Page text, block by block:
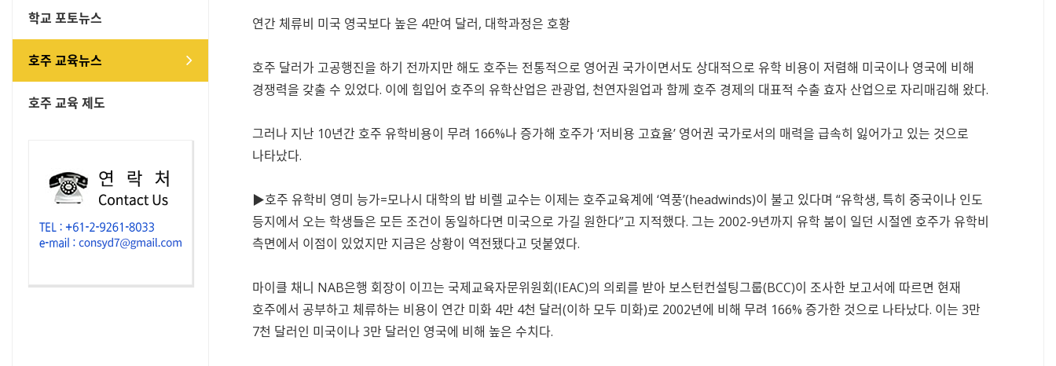
학교 포토뉴스
호주 교육뉴스
호주 교육 제도
연간 체류비 미국 영국보다 높은 4만여 달러, 대학과정은 호황
호주 달러가 고공행진을 하기 전까지만 해도 호주는 전통적으로 영어권 국가이면서도 상대적으로 유학 비용이 저렴해 미국이나 영국에 비해
경쟁력을 갖출 수 있었다. 이에 힘입어 호주의 유학산업은 관광업, 천연자원업과 함께 호주 경제의 대표적 수출 효자 산업으로 자리매김해 왔다.
그러나 지난 10년간 호주 유학비용이 무려 166%나 증가해 호주가 ‘저비용 고효율’ 영어권 국가로서의 매력을 급속히 잃어가고 있는 것으로
나타났다.
▶호주 유학비 영미 능가=모나시 대학의 밥 비렐 교수는 이제는 호주교육계에 ‘역풍’(headwinds)이 불고 있다며 “유학생, 특히 중국이나 인도
등지에서 오는 학생들은 모든 조건이 동일하다면 미국으로 가길 원한다”고 지적했다. 그는 2002-9년까지 유학 붐이 일던 시절엔 호주가 유학비
측면에서 이점이 있었지만 지금은 상황이 역전됐다고 덧붙였다.
마이클 채니 NAB은행 회장이 이끄는 국제교육자문위원회(IEAC)의 의뢰를 받아 보스턴컨설팅그룹(BCC)이 조사한 보고서에 따르면 현재
호주에서 공부하고 체류하는 비용이 연간 미화 4만 4천 달러(이하 모두 미화)로 2002년에 비해 무려 166% 증가한 것으로 나타났다. 이는 3만
7천 달러인 미국이나 3만 달러인 영국에 비해 높은 수치다.